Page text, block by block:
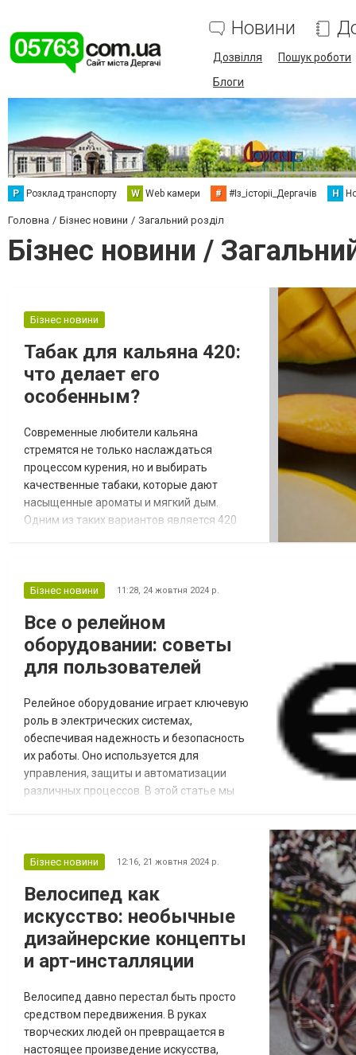
Новини
Дозвілля Пошук роботи
Блоги
Р Розклад транспорту W Web камери # #Із_історіі_Дергачів Н
Головна Бізнес новини Загальний розділ
Бізнес новини /
Бізнес новини
Табак для кальяна 420:
что делает его
особенным?
Современные любители кальяна
стремятся не только наслаждаться
процессом курения, но и выбирать
качественные табаки, которые дают
насыщенные ароматы и мягкий дым.
Одним из таких вариантов является 420
уникальному сочетанию качественных
вкусов. Этот табак выделяется высоким
качеством, густым дымом и особой
Бізнес новини 11:28, 24 жовтня 2024 р.
Все о релейном
оборудовании: советы
для пользователей
Релейное оборудование играет ключевую
роль в электрических системах,
обеспечивая надежность и безопасность
их работы. Оно используется для
управления, защиты и автоматизации
различных процессов. В этой статье мы
Купить светильники можно на
обеспечить качественное освещение в
вашем доме или офисе. Основные
компоненты релейного...
Бізнес новини 12:16, 21 жовтня 2024 р.
Велосипед как
искусство: необычные
дизайнерские концепты
и арт-инсталляции
Велосипед давно перестал быть просто
средством передвижения. В руках
творческих людей он превращается в
настоящее произведение искусства,